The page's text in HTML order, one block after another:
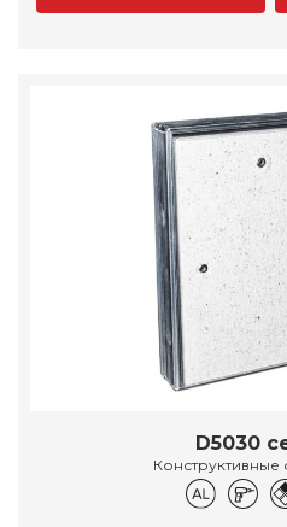
D5030